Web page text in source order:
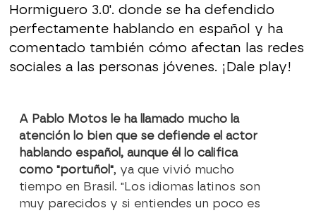
Hormiguero 3.0'. donde se ha defendido
perfectamente hablando en español y ha
comentado también cómo afectan las redes
sociales a las personas jóvenes. ¡Dale play!
A Pablo Motos le ha llamado mucho la
atención lo bien que se defiende el actor
hablando español, aunque él lo califica
como "portuñol", ya que vivió mucho
tiempo en Brasil. "Los idiomas latinos son
muy parecidos y si entiendes un poco es